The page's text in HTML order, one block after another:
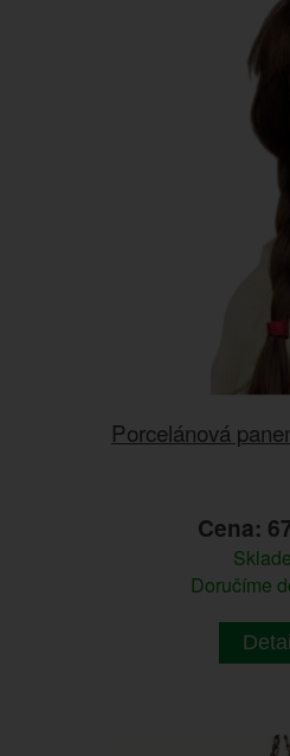
Porcelánová
Cena:
Doručíme
Detail